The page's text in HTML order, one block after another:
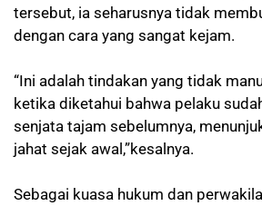
tersebut, ia seharusnya tidak
dengan cara yang sangat kejam.
“Ini adalah tindakan yang tidak
ketika diketahui bahwa pelaku
senjata tajam sebelumnya,
jahat sejak awal,”kesalnya.
Sebagai kuasa hukum dan